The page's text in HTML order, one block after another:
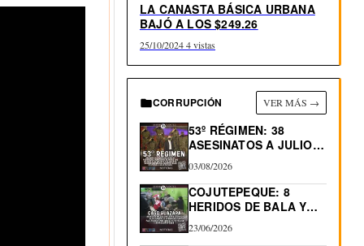
LA CANASTA BÁSICA URBANA
BAJÓ A LOS $249.26
25/10/20244 vistas
CORRUPCIÓN VER MÁS →
53º RÉGIMEN: 38
ASESINATOS A JULIO
2026.…
03/08/2026
COJUTEPEQUE: 8
HERIDOS DE BALA Y
0…
23/06/2026